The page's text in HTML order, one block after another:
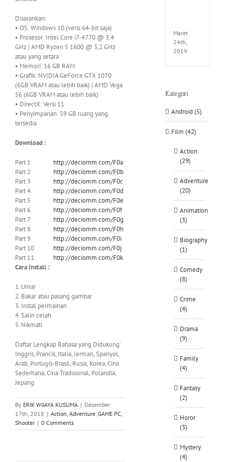
Disarankan:
• OS: Windows 10 (versi 64-bit saja)
• Prosesor: Intel Core i7-4770 @ 3.4
GHz | AMD Ryzen 5 1600 @ 3,2 GHz
atau yang setara
• Memori: 16 GB RAM
• Grafik: NVIDIA GeForce GTX 1070
(6GB VRAM atau lebih baik) | AMD Vega
56 (6GB VRAM atau lebih baik)
• DirectX: Versi 11
• Penyimpanan: 59 GB ruang yang
tersedia
Download :
Part 1
http://deciomm.com/F0a
Part 2
http://deciomm.com/F0b
Part 3
http://deciomm.com/F0c
Part 4
http://deciomm.com/F0d
Part 5
http://deciomm.com/F0e
Part 6
http://deciomm.com/F0f
Part 7
http://deciomm.com/F0g
Part 8
http://deciomm.com/F0h
Part 9
http://deciomm.com/F0i
Part 10
http://deciomm.com/F0j
Part 11
http://deciomm.com/F0k
Cara Install :
1. Unrar
2. Bakar atau pasang gambar
3. Instal permainan
4. Salin celah
5. Nikmati
Daftar Lengkap Bahasa yang Didukung:
Inggris, Prancis, Italia, Jerman, Spanyol,
Arab, Portugis-Brasil, Rusia, Korea, Cina
Sederhana, Cina Tradisional, Polandia,
Jepang
By ERIK WIJAYA KUSUMA | Desember
17th, 2018 | Action, Adventure, GAME PC,
Shooter | 0 Comments
Maret
24th,
2019
Kategori
Android (5)
Film (42)
Action
(29)
Adventure
(20)
Animation
(3)
Biography
(1)
Comedy
(8)
Crime
(4)
Drama
(9)
Family
(4)
Fantasy
(2)
Horor
(3)
Mystery
(4)